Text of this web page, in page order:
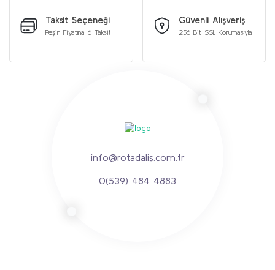
Taksit Seçeneği
Peşin Fiyatına 6 Taksit
Güvenli Alışveriş
256 Bit SSL Korumasıyla
info@rotadalis.com.tr
0(539) 484 4883